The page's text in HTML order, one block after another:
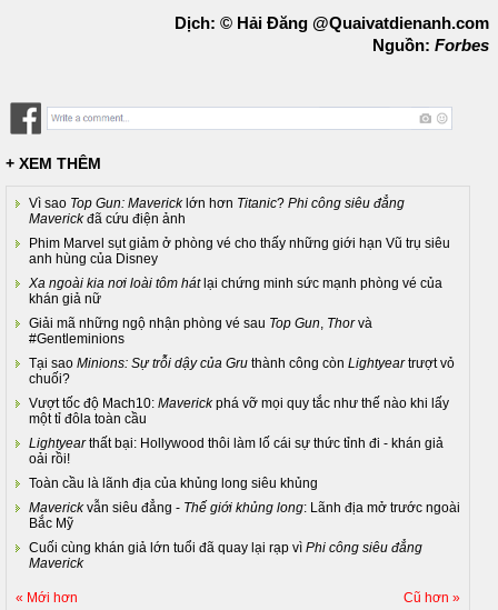
Dịch: © Hải Đăng @Quaivatdienanh.com
Nguồn: Forbes
+ XEM THÊM
Vì sao Top Gun: Mavericklớn hơn Titanic? Phi công siêu đẳng
Maverickđã cứu điện ảnh
Phim Marvel sụt giảm ở phòng vé cho thấy những giới hạn Vũ trụ siêu
anh hùng của Disney
Xa ngoài kia nơi loài tôm hátlại chứng minh sức mạnh phòng vé của
khán giả nữ
Giải mã những ngộ nhận phòng vé sau Top Gun Thorvà
#Gentleminions
Tại sao Minions: Sự trỗi dậy của Gru thành công còn Lightyeartrượt vỏ
chuối?
Vượt tốc độ Mach10: Maverickphá vỡ mọi quy tắc như thế nào khi lấy
một tỉ đôla toàn cầu
Lightyearthất bại: Hollywood thôi làm lố cái sự thức tỉnh đi - khán giả
oải rồi!
Toàn cầu là lãnh địa của khủng long siêu khủng
Maverickvẫn siêu đẳng - Thế giới khủng long: Lãnh địa mở trước ngoài
Bắc Mỹ
Cuối cùng khán giả lớn tuổi đã quay lại rạp vì Phi công siêu đẳng
Maverick
« Mới hơn Cũ hơn »